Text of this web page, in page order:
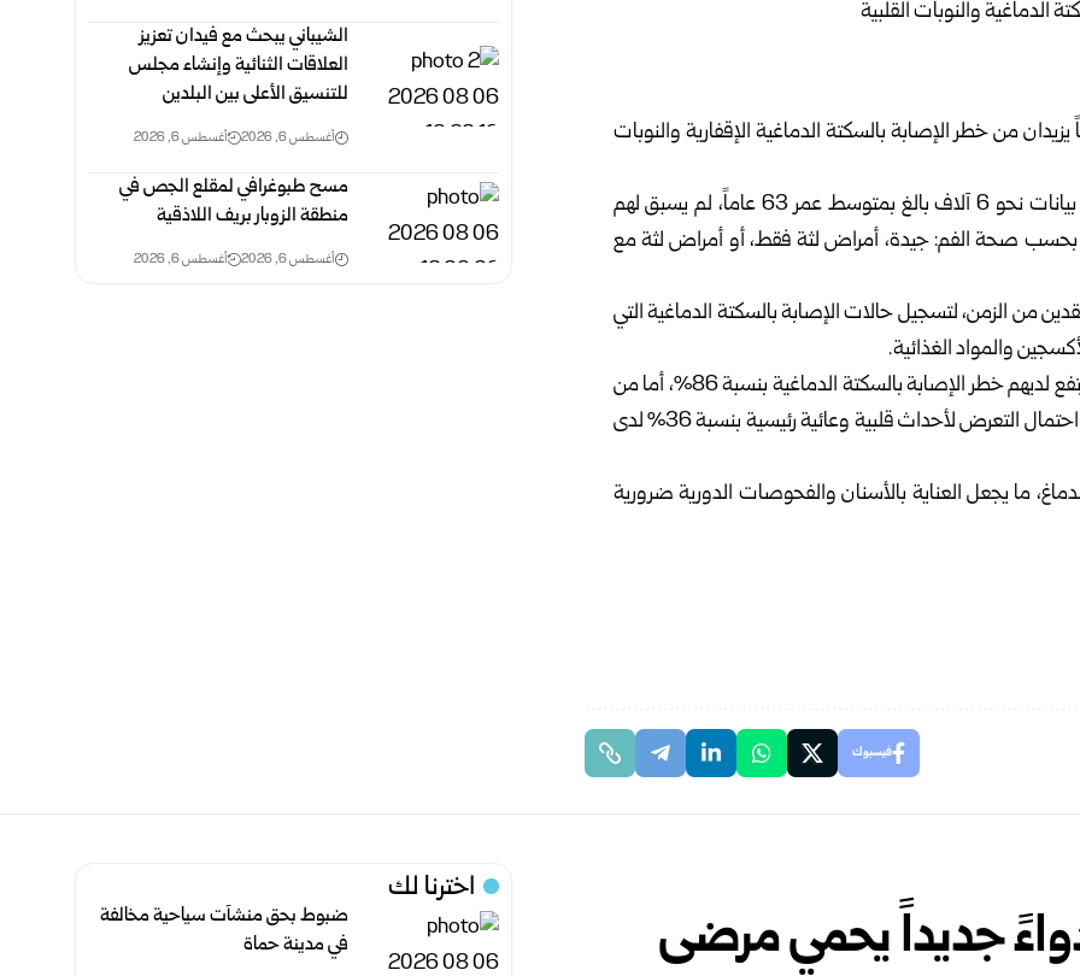
من خطر الإصابة بالسكتة الدماغية الإقفارية والنوبات
وبحسب موقع يوريك أليرت العلمي الأمريكي حلل الباحثون بيانات نحو 6 آلاف بالغ بمتوسط عمر 63 عاماً، لم يسبق لهم
بحسب صحة الفم: جيدة، أمراض لثة فقط، أو أمراض لثة مع
من الزمن، لتسجيل حالات الإصابة بالسكتة الدماغية التي
والمواد الغذائية.
وأظهرت النتائج أن المصابين بأمراض اللثة والتسوس معاً ارتفع لديهم خطر الإصابة بالسكتة الدماغية بنسبة 86%، أما من
يعانون أمراض اللثة فقط فارتفع الخطر بنسبة 44%، كما زاد احتمال التعرض لأحداث قلبية وعائية رئيسية بنسبة 36% لدى
ما يجعل العناية بالأسنان والفحوصات الدورية ضرورية
فيسبوك
الشيباني يبحث مع فيدان تعزيز
العلاقات الثنائية وإنشاء مجلس
للتنسيق الأعلى بين البلدين
أغسطس 6, 2026 أغسطس 6, 2026
مسح طبوغرافي لمقلع الجص في
منطقة الزوبار بريف اللاذقية
أغسطس 6, 2026 أغسطس 6, 2026
جديداً يحمي مرضى
اخترنا لك
ضبوط بحق منشآت سياحية مخالفة
في مدينة حماة